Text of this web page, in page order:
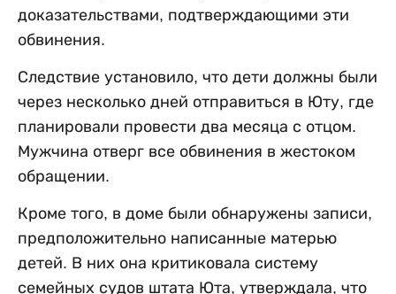
доказательствами, подтверждающими эти
обвинения.
Следствие установило, что дети должны были
через несколько дней отправиться в Юту, где
планировали провести два месяца с отцом.
Мужчина отверг все обвинения в жестоком
обращении.
Кроме того, в доме были обнаружены записи,
предположительно написанные матерью
детей. В них она критиковала систему
семейных судов штата Юта, утверждала, что